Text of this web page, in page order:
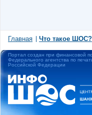
Главная Что такое ШОС?
Портал создан при финансовой
Федерального агентства по
Российской Федерации